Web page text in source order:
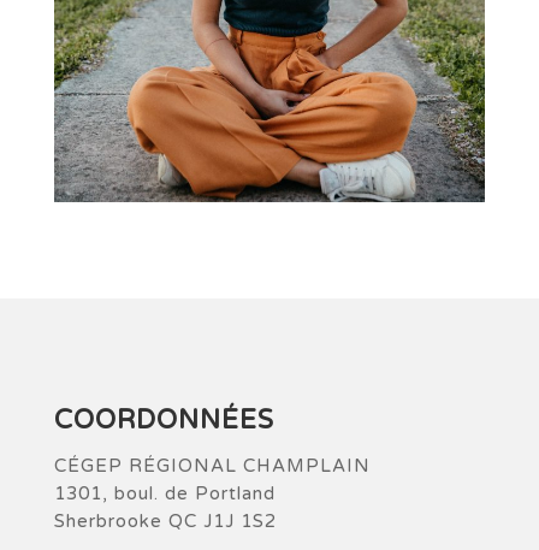
COORDONNÉES
CÉGEP RÉGIONAL CHAMPLAIN
1301, boul. de Portland
Sherbrooke QC J1J 1S2